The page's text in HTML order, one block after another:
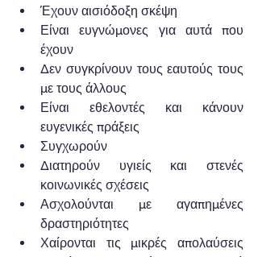
Έχουν αισιόδοξη σκέψη
Είναι ευγνώμονες για αυτά που
έχουν
Δεν συγκρίνουν τους εαυτούς τους
με τους άλλους
Είναι εθελοντές και κάνουν
ευγενικές πράξεις
Συγχωρούν
Διατηρούν υγιείς και στενές
κοινωνικές σχέσεις
Ασχολούνται με αγαπημένες
δραστηριότητες
Χαίρονται τις μικρές απολαύσεις